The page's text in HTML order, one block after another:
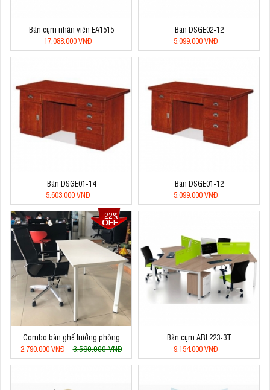
Bàn cụm nhân viên EA1515
17.088.000 VNĐ
Bàn DSGE02-12
5.099.000 VNĐ
Bàn DSGE01-14
5.603.000 VNĐ
Bàn DSGE01-12
5.099.000 VNĐ
22%
Combo bàn ghế trưởng phòng
2.790.000 VNĐ
3.590.000 VNĐ
Bàn cụm ARL223-3T
9.154.000 VNĐ